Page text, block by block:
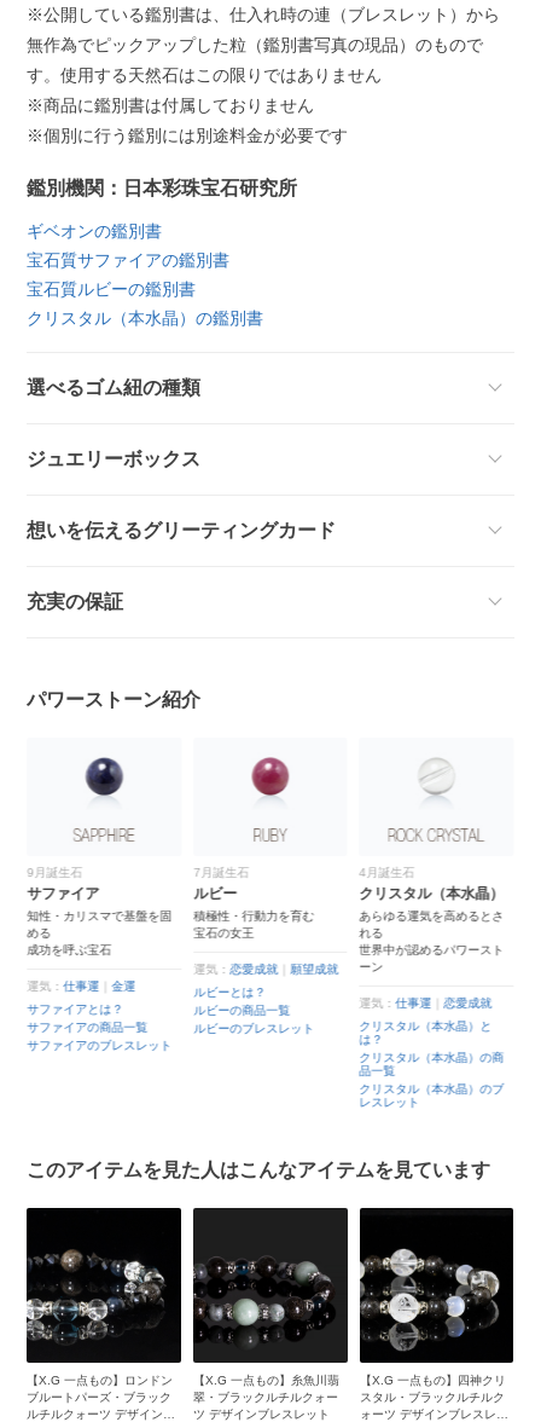
※公開している鑑別書は、仕入れ時の連（ブレスレット）から
無作為でピックアップした粒（鑑別書写真の現品）のもので
す。使用する天然石はこの限りではありません
※商品に鑑別書は付属しておりません
※個別に行う鑑別には別途料金が必要です
鑑別機関：日本彩珠宝石研究所
ギベオンの鑑別書
宝石質サファイアの鑑別書
宝石質ルビーの鑑別書
クリスタル（本水晶）の鑑別書
選べるゴム紐の種類
ジュエリーボックス
想いを伝えるグリーティングカード
充実の保証
パワーストーン紹介
9月誕生石
サファイア
知性・カリスマで基盤を固
める
成功を呼ぶ宝石
運気：仕事運 ｜金運
サファイアとは？
サファイアの商品一覧
サファイアのブレスレット
7月誕生石
ルビー
積極性・行動力を育む
宝石の女王
運気：恋愛成就
願望成就
ルビーとは？
ルビーの商品一覧
ルビーのブレスレット
4月誕生石
クリスタル（本水晶）
あらゆる運気を高めるとさ
れる
世界中が認めるパワースト
ーン
運気：仕事運 ｜恋愛成就
クリスタル（本水晶）と
は？
クリスタル（本水晶）の商
品一覧
クリスタル（本水晶）のブ
レスレット
このアイテムを見た人はこんなアイテムを見ています
【X.G 一点もの】ロンドン
ブルートパーズ・ブラック
ルチルクォーツ デザインブ
【X.G 一点もの】糸魚川翡
翠・ブラックルチルクォー
ツ デザインブレスレット
【X.G 一点もの】四神クリ
スタル・ブラックルチルク
ォーツ デザインブレスレッ